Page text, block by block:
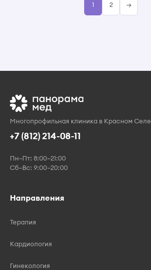
1 2 →
Многопрофильная клиника в Красном Селе
+7 (812) 214-08-11
Пн–Пт: 8:00–21:00
Сб–Вс: 9:00–20:00
Направления
Терапия
Кардиология
Гинекология